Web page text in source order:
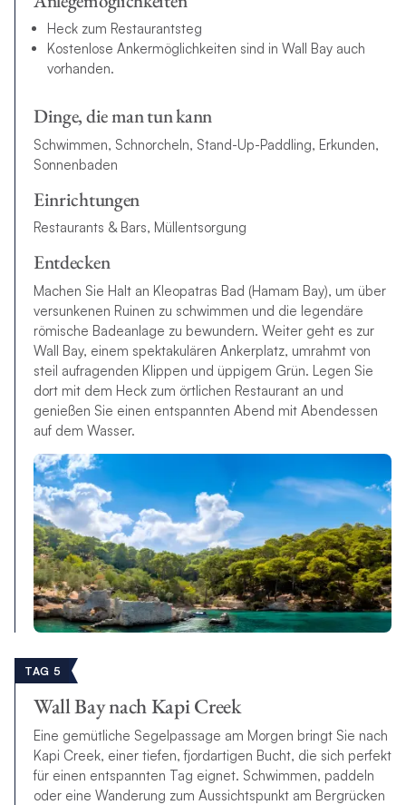
Heck zum Restaurantsteg
Kostenlose Ankermöglichkeiten sind in Wall Bay auch
vorhanden.
Dinge, die man tun kann
Schwimmen, Schnorcheln, Stand-Up-Paddling, Erkunden,
Sonnenbaden
Einrichtungen
Restaurants & Bars, Müllentsorgung
Entdecken
Machen Sie Halt an Kleopatras Bad (Hamam Bay), um über
versunkenen Ruinen zu schwimmen und die legendäre
römische Badeanlage zu bewundern. Weiter geht es zur
Wall Bay, einem spektakulären Ankerplatz, umrahmt von
steil aufragenden Klippen und üppigem Grün. Legen Sie
dort mit dem Heck zum örtlichen Restaurant an und
genießen Sie einen entspannten Abend mit Abendessen
auf dem Wasser.
TAG 5
Wall Bay nach Kapi Creek
Eine gemütliche Segelpassage am Morgen bringt Sie nach
Kapi Creek, einer tiefen, fjordartigen Bucht, die sich perfekt
für einen entspannten Tag eignet. Schwimmen, paddeln
oder eine Wanderung zum Aussichtspunkt am Bergrücken